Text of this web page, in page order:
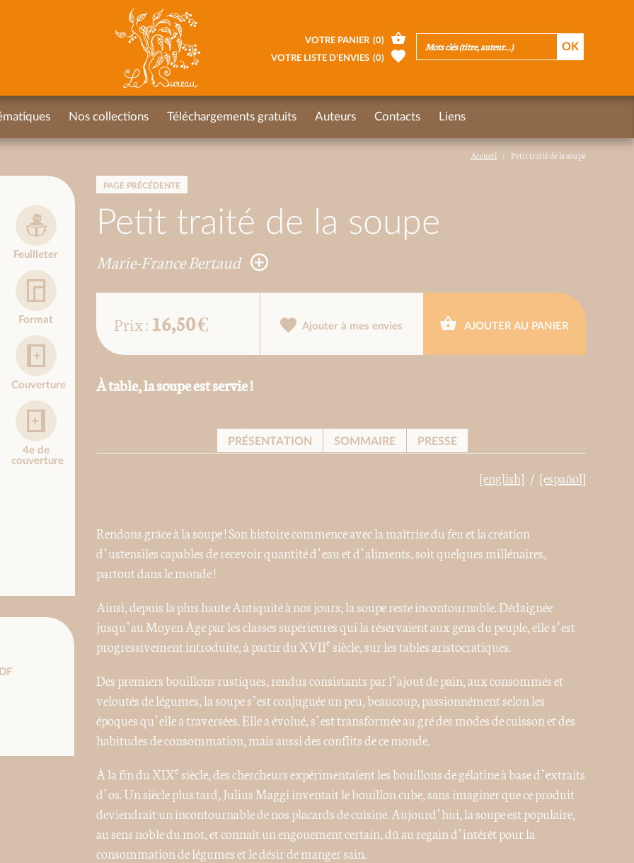
Accueil Petit traité de la soupe
PAGE PRÉCÉDENTE
Petit traité de la soupe
Marie-France Bertaud
Feuilleter
Format
Couverture
4e de
couverture
Prix : 16,50 € Ajouter à mes envies AJOUTER AU PANIER
À table, la soupe est servie !
PRÉSENTATION SOMMAIRE PRESSE
[english] [español]
Rendons grâce à la soupe ! Son histoire commence avec la maîtrise du feu et la création
d’ustensiles capables de recevoir quantité d’eau et d’aliments, soit quelques millénaires,
partout dans le monde !
Ainsi, depuis la plus haute Antiquité à nos jours, la soupe reste incontournable. Dédaignée
jusqu’au Moyen Âge par les classes supérieures qui la réservaient aux gens du peuple, elle s’est
progressivement introduite, à partir du XVIIe siècle, sur les tables aristocratiques.
Des premiers bouillons rustiques, rendus consistants par l’ajout de pain, aux consommés et
veloutés de légumes, la soupe s’est conjuguée un peu, beaucoup, passionnément selon les
époques qu’elle a traversées. Elle a évolué, s’est transformée au gré des modes de cuisson et des
habitudes de consommation, mais aussi des conflits de ce monde.
À la fin du XIXe siècle, des chercheurs expérimentaient les bouillons de gélatine à base d’extraits
d’os. Un siècle plus tard, Julius Maggi inventait le bouillon cube, sans imaginer que ce produit
deviendrait un incontournable de nos placards de cuisine. Aujourd’hui, la soupe est populaire,
au sens noble du mot, et connaît un engouement certain, dû au regain d’intérêt pour la
consommation de légumes et le désir de manger sain.
VOTRE PANIER (0)
VOTRE LISTE D’ENVIES (0)
Nos collections Téléchargements gratuits Auteurs Contacts Liens